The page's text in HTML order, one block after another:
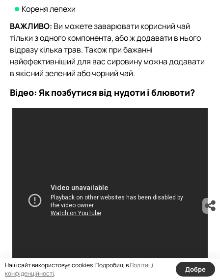
Кореня лепехи
ВАЖЛИВО: Ви можете заварювати корисний чай
тільки з одного компонента, або ж додавати в нього
відразу кілька трав. Також при бажанні
найефективніший для вас сировину можна додавати
в якісний зелений або чорний чай.
Відео: Як позбутися від нудоти і блювоти?
Наш сайт використовує cookies. Подробиці вПолітиці
конфіденційності. Добре